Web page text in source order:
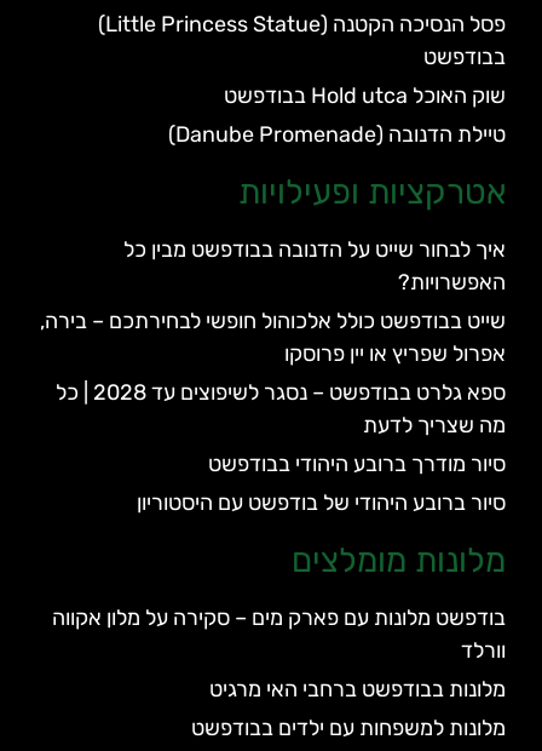
פסל הנסיכה הקטנה (Little Princess Statue)
בבודפשט
שוק האוכל Hold utca בבודפשט
טיילת הדנובה (Danube Promenade)
אטרקציות ופעילויות
איך לבחור שייט על הדנובה בבודפשט מבין כל
האפשרויות?
שייט בבודפשט כולל אלכוהול חופשי לבחירתכם – בירה,
אפרול שפריץ או יין פרוסקו
ספא גלרט בבודפשט – נסגר לשיפוצים עד 2028 | כל
מה שצריך לדעת
סיור מודרך ברובע היהודי בבודפשט
סיור ברובע היהודי של בודפשט עם היסטוריון
מלונות מומלצים
בודפשט מלונות עם פארק מים – סקירה על מלון אקווה
וורלד
מלונות בבודפשט ברחבי האי מרגיט
מלונות למשפחות עם ילדים בבודפשט